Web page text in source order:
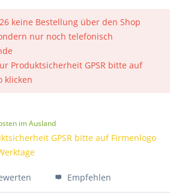
keine Bestellung über den Shop
nur noch telefonisch
Produktsicherheit GPSR bitte auf
klicken
im Ausland
GPSR bitte auf Firmenlogo
Empfehlen